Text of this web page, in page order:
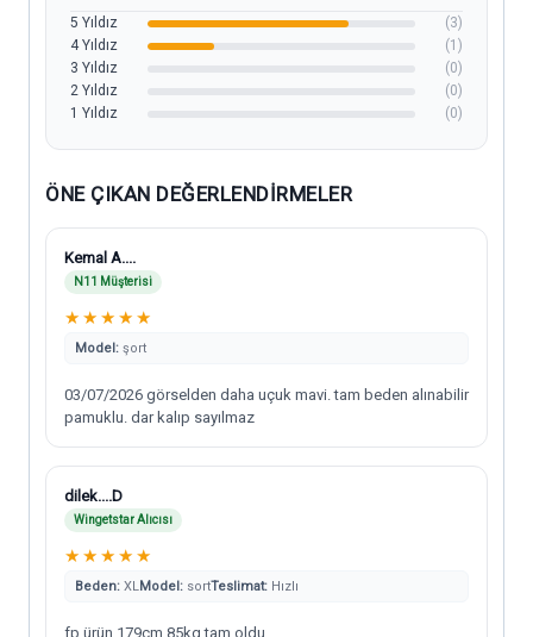
5 Yıldız
(3)
4 Yıldız
(1)
3 Yıldız
(0)
2 Yıldız
(0)
1 Yıldız
(0)
ÖNE ÇIKAN DEĞERLENDIRMELER
Kemal A....
N11 Müşterisi
★ ★ ★ ★ ★
Model: şort
03/07/2026 görselden daha uçuk mavi. tam beden alınabilir
pamuklu. dar kalıp sayılmaz
dilek....D
Wingetstar Alıcısı
★ ★ ★ ★ ★
Beden: XLModel: sortTeslimat: Hızlı
fp ürün 179cm 85kg tam oldu